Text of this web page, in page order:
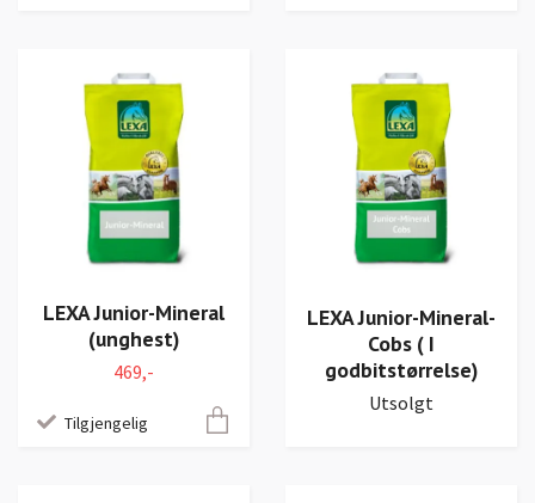
LEXA Junior-Mineral
(unghest)
469,-
Tilgjengelig
LEXA Junior-Mineral-
Cobs ( I
godbitstørrelse)
Utsolgt